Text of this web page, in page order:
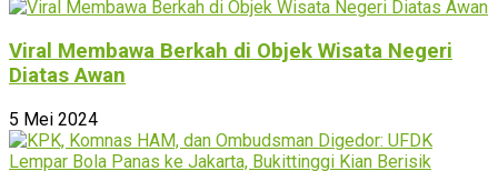
Viral Membawa Berkah di Objek Wisata Negeri
Diatas Awan
5 Mei 2024